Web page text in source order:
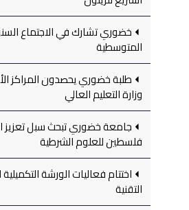
خضوري تشارك في الاجتماع
المتوسطية
طلبة خضوري يحصدون المراكز
وزارة التعليم العالي
جامعة خضوري تبحث سبل تعزيز
فلسطين للعلوم الشرطية
اختتام فعاليات الورشة
التقنية